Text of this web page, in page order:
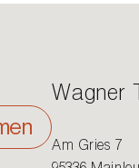
Wagner
Am Gries 7